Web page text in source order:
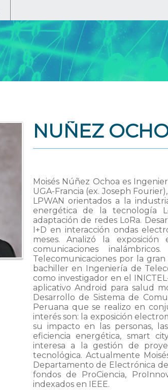
NUÑEZ
Moisés Núñez Ochoa es
UGA-Francia (ex. Joseph
LPWAN orientados a la
energética de la tecnología
adaptación de redes LoRa.
I+D en interacción ondas
meses. Analizó la
comunicaciones
Telecomunicaciones por la
bachiller en Ingeniería de
como investigador en el
aplicativo Android para salud
Desarrollo de Sistema de
Peruana que se realizo en
interés son: la exposición
su impacto en las personas,
eficiencia energética, smart
interesa a la gestión de
tecnológica. Actualmente
Departamento de Electrónica
fondos de ProCiencia,
indexados en IEEE.